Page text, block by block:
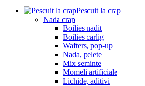
Pescuit la crap
Nada crap
Boilies nadit
Boilies carlig
Wafters, pop-up
Nada, pelete
Mix seminte
Momeli artificiale
Lichide, aditivi